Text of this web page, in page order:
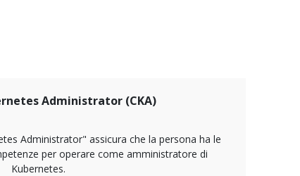
Administrator (CKA)
Administrator" assicura che la persona ha le
per operare come amministratore di
Kubernetes.